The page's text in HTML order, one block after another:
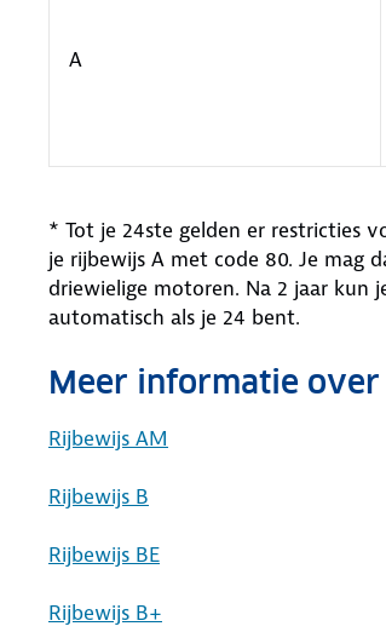
A
* Tot je 24ste gelden er restricties
je rijbewijs A met code 80. Je mag
driewielige motoren. Na 2 jaar kun
automatisch als je 24 bent.
Meer informatie
Rijbewijs AM
Rijbewijs B
Rijbewijs BE
Rijbewijs B+